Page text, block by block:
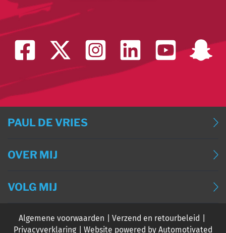
PAUL DE VRIES
BLOG (DEUTSCH)
EVENTS
OVER MIJ
VOLG MIJ
Algemene voorwaarden
Verzend en retourbeleid
Privacyverklaring
Website powered by Automotivated